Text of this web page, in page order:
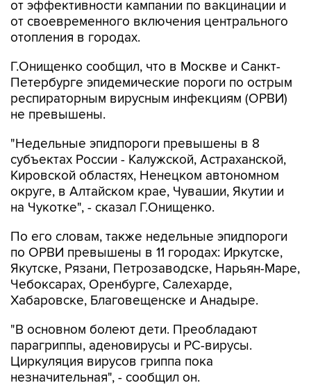
от эффективности кампании по вакцинации и
от своевременного включения центрального
отопления в городах.
Г.Онищенко сообщил, что в Москве и Санкт-
Петербурге эпидемические пороги по острым
респираторным вирусным инфекциям (ОРВИ)
не превышены.
"Недельные эпидпороги превышены в 8
субъектах России - Калужской, Астраханской,
Кировской областях, Ненецком автономном
округе, в Алтайском крае, Чувашии, Якутии и
на Чукотке", - сказал Г.Онищенко.
По его словам, также недельные эпидпороги
по ОРВИ превышены в 11 городах: Иркутске,
Якутске, Рязани, Петрозаводске, Нарьян-Маре,
Чебоксарах, Оренбурге, Салехарде,
Хабаровске, Благовещенске и Анадыре.
"В основном болеют дети. Преобладают
парагриппы, аденовирусы и РС-вирусы.
Циркуляция вирусов гриппа пока
незначительная", - сообщил он.